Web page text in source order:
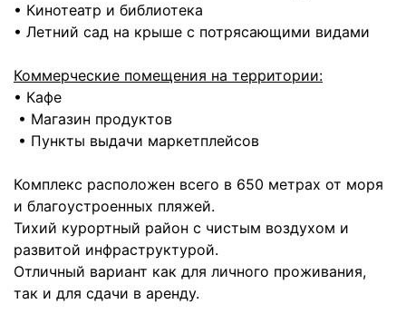
• Кинотеатр и библиотека
• Летний сад на крыше с потрясающими видами
Коммерческие помещения на территории:
• Кафе
• Магазин продуктов
• Пункты выдачи маркетплейсов
Комплекс расположен всего в 650 метрах от моря
и благоустроенных пляжей.
Тихий курортный район с чистым воздухом и
развитой инфраструктурой.
Отличный вариант как для личного проживания,
так и для сдачи в аренду.